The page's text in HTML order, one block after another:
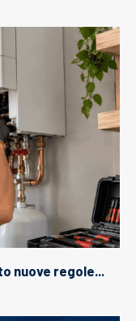
nuove regole...